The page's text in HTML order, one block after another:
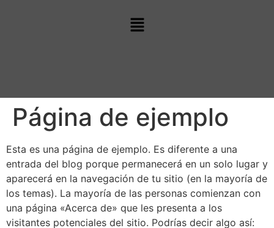
Página de ejemplo
Esta es una página de ejemplo. Es diferente a una
entrada del blog porque permanecerá en un solo lugar y
aparecerá en la navegación de tu sitio (en la mayoría de
los temas). La mayoría de las personas comienzan con
una página «Acerca de» que les presenta a los
visitantes potenciales del sitio. Podrías decir algo así: